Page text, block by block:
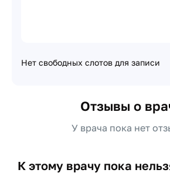
Нет свободных слотов для записи
Отзывы о
У врача пока нет
К этому врачу пока